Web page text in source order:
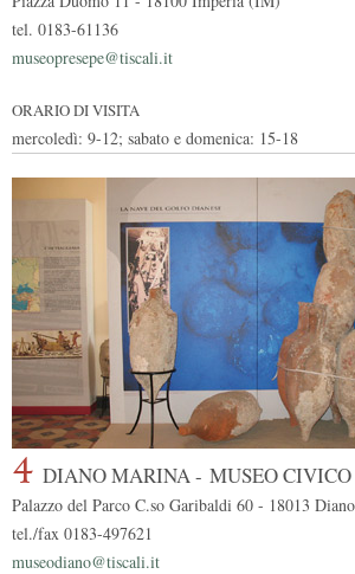
tel. 0183-61136
museopresepe@tiscali.it
ORARIO DI VISITA
mercoledì: 9-12; sabato e domenica: 15-18
4 DIANO MARINA - MUSEO CIVICO
Palazzo del Parco C.so Garibaldi 60 - 18013
tel./fax 0183-497621
museodiano@tiscali.it